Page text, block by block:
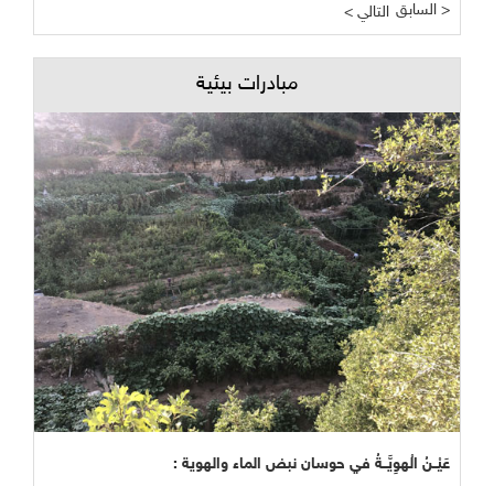
< التالي السابق >
مبادرات بيئية
عَيْــنُ الْهوِيَّــةُ في حوسان نبض الماء والهوية :